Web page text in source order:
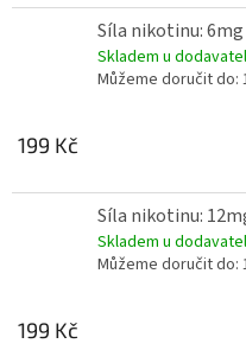
Síla nikotinu: 6mg
Skladem u
Můžeme doručit do:
199 Kč
Síla nikotinu:
Skladem u
Můžeme doručit do:
199 Kč